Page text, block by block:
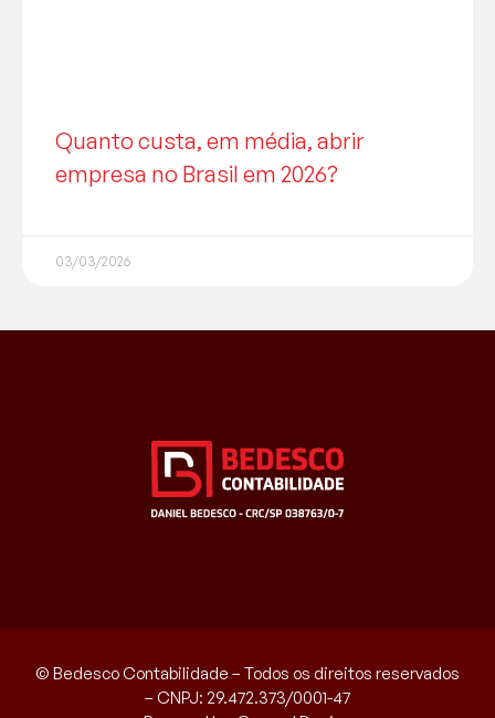
Quanto custa, em média, abrir
empresa no Brasil em 2026?
03/03/2026
© Bedesco Contabilidade – Todos os direitos reservados
– CNPJ: 29.472.373/0001-47